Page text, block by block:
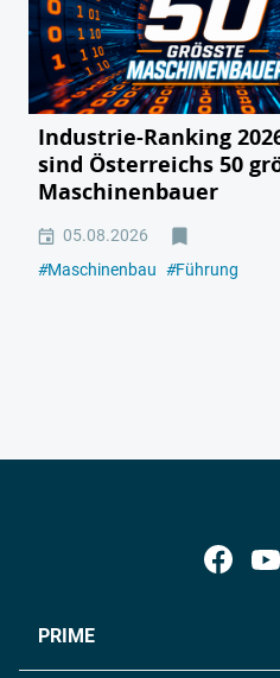
Industrie-Ranking
sind Österreichs 50
Maschinenbauer
05.08.2026
#Maschinenbau #Führung
PRIME